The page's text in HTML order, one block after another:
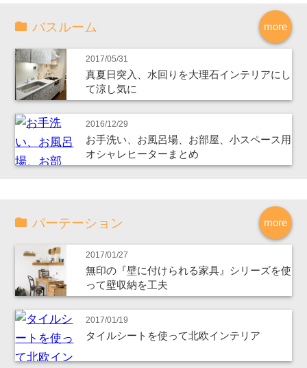
more
バスルーム
2017/05/31
真夏日突入、水回りを大理石インテリアにし
て涼し気に
2016/12/29
お手洗い、お風呂場、お部屋、小スペース用
オシャレヒーターまとめ
more
パーテーション
2017/01/27
無印の『壁に付けられる家具』シリーズを使
って壁収納を工夫
2017/01/19
タイルシートを使って北欧インテリア